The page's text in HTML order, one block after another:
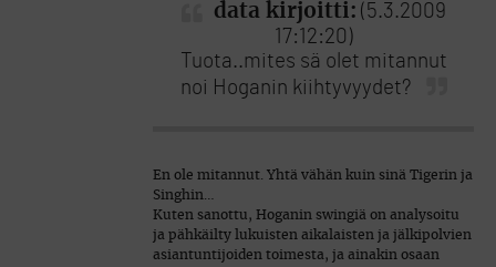
data kirjoitti: (5.3.2009
17:12:20)
Tuota..mites sä olet mitannut
noi Hoganin kiihtyvyydet?
En ole mitannut. Yhtä vähän kuin sinä Tigerin ja
Singhin…
Kuten sanottu, Hoganin swingiä on analysoitu
ja pähkäilty lukuisten aikalaisten ja jälkipolvien
asiantuntijoiden toimesta, ja ainakin osaan